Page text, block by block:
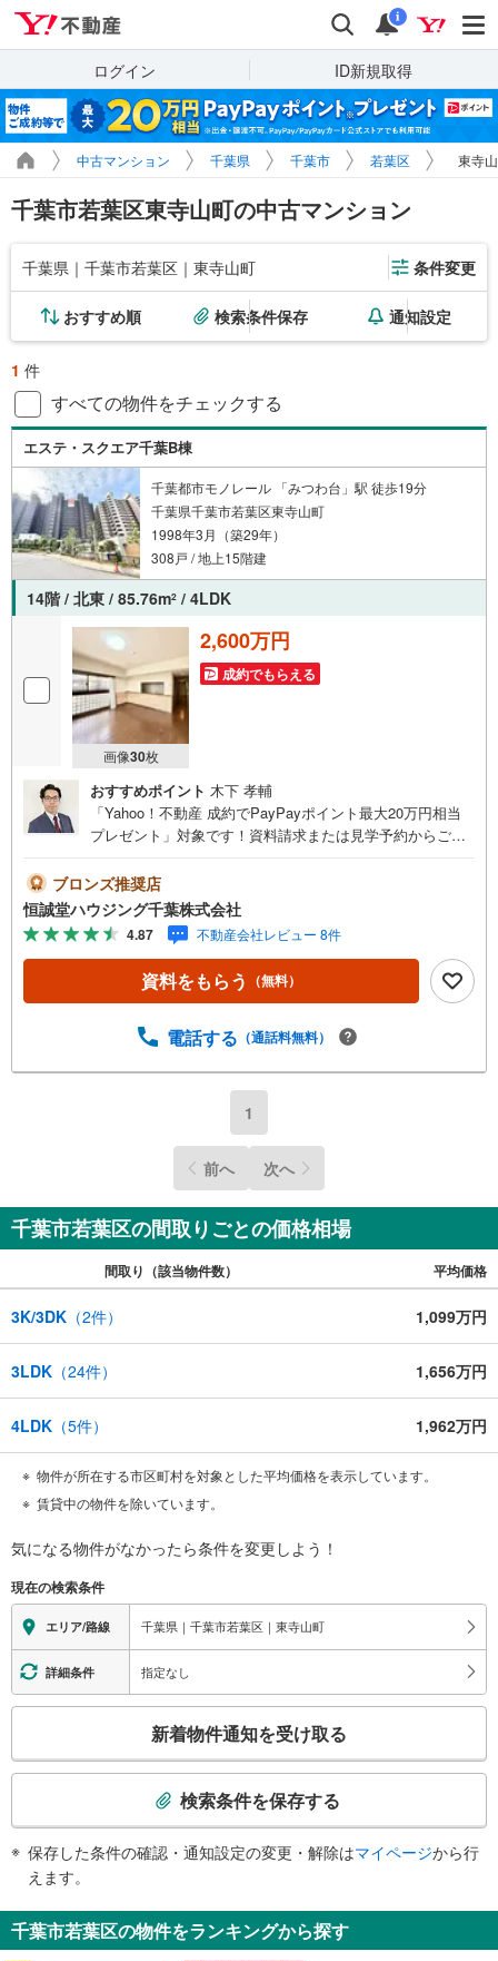
検索 通知
i
ログイン ID新規取得
中古マンション 千葉県 千葉市 若葉区 東寺
千葉市若葉区東寺山町の中古マンション
千葉県｜千葉市若葉区｜東寺山町 条件変更
おすすめ順 検索条件保存 通知設定
1 件
すべての物件をチェックする
エステ・スクエア千葉B棟
千葉都市モノレール 「みつわ台」駅 徒歩19分
千葉県千葉市若葉区東寺山町
1998年3月（築29年）
308戸 / 地上15階建
14階 / 北東 / 85.76m2 / 4LDK
画像30枚
2,600万円
成約でもらえる
おすすめポイント 木下 孝輔
「Yahoo！不動産 成約でPayPayポイント最大20万円相当
プレゼント」対象です！資料請求または見学予約からご成
ださい。【営業時間 9:00-18:30】定休日:火曜日、水曜日上
記時間はお電話が繋がりやすくなっております。ぜひお気
軽にご連絡下さい！現地を見学される場合は「室内・現地
を見学する（無料）」ボタンよりご希望の日時をご記入い
ただけますとスムーズにご案内が可能です。恒誠堂ハウジ
ング千葉では、お客様一人ひとりのライフスタイルや将来
地・環境・価格・広さ」など、どの条件を重視する方にも
丁寧にご提案いたします。気になる物件がございました
てトータルサポートいたします。どのようなご相談でもお
気軽にお申し付けください。実際に現地をご覧いただくこ
とで、暮らしのイメージをより具体的に感じていただけま
ブロンズ推奨店
恒誠堂ハウジング千葉株式会社
4.87 不動産会社レビュー 8件
資料をもらう （無料）
電話する （通話料無料）
1
前へ 次へ
千葉市若葉区の間取りごとの価格相場
間取り（該当物件数） 平均価格
3K/3DK （2件） 1,099万円
3LDK （24件） 1,656万円
4LDK （5件） 1,962万円
物件が所在する市区町村を対象とした平均価格を表示しています。
賃貸中の物件を除いています。
気になる物件がなかったら条件を変更しよう！
現在の検索条件
エリア/路線 千葉県｜千葉市若葉区｜東寺山町
詳細条件 指定なし
検
知
を
新着物件通知を受け取る
検索条件を保存する
保存した条件の確認・通知設定の変更・解除はマイページから行
えます。
千葉市若葉区の物件をランキングから探す